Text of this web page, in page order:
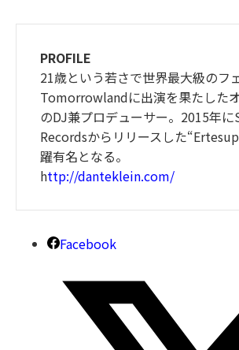
PROFILE
21歳という若さで世界最大級のフ
Tomorrowlandに出演を果たした
のDJ兼プロデューサー。2015年
Recordsからリリースした
躍有名となる。
http://danteklein.com/
Facebook